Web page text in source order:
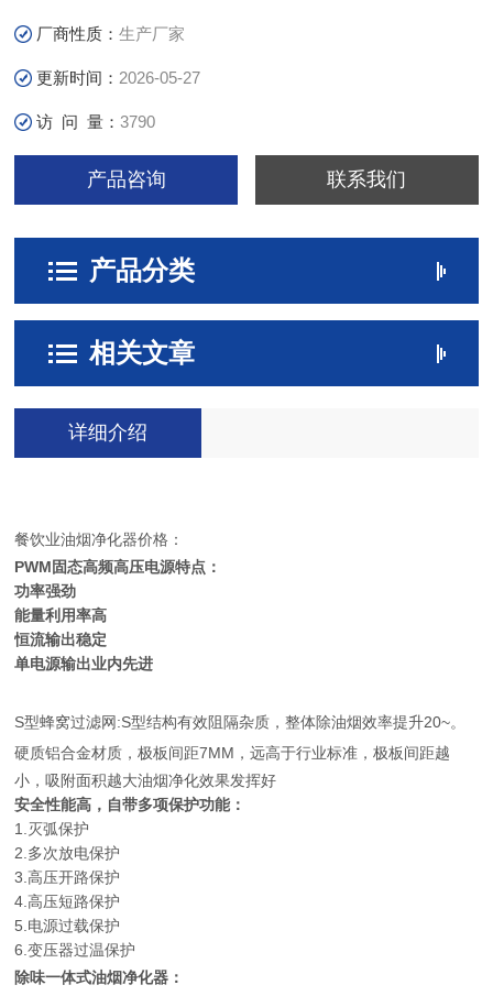
厂商性质：生产厂家
更新时间： 2026-05-27
访 问 量：3790
产品咨询 联系我们
产品分类
相关文章
详细介绍
餐饮业油烟净化器价格：
PWM固态高频高压电源特点：
功率强劲
能量利用率高
恒流输出稳定
单电源输出业内先进
S型蜂窝过滤网:S型结构有效阻隔杂质，整体除油烟效率提升20~。
硬质铝合金材质，极板间距7MM，远高于行业标准，极板间距越
小，吸附面积越大油烟净化效果发挥好
安全性能高，自带多项保护功能：
1.灭弧保护
2.多次放电保护
3.高压开路保护
4.高压短路保护
5.电源过载保护
6.变压器过温保护
除味一体式油烟净化器：